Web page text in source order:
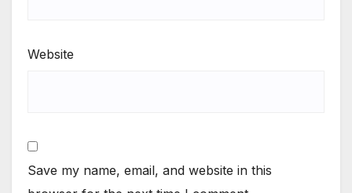
Website
Save my name, email, and website in this